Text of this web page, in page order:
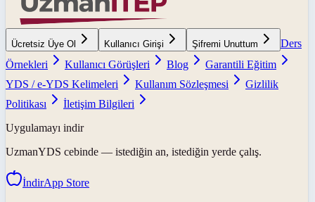
Ücretsiz Üye Ol Kullanıcı Girişi Şifremi Unuttum
Ders
Örnekleri
Kullanıcı Görüşleri Blog
Garantili Eğitim
YDS / e-YDS Kelimeleri
Kullanım Sözleşmesi
Gizlilik
Politikası
İletişim Bilgileri
Uygulamayı indir
UzmanYDS cebinde — istediğin an, istediğin yerde çalış.
İndirApp Store